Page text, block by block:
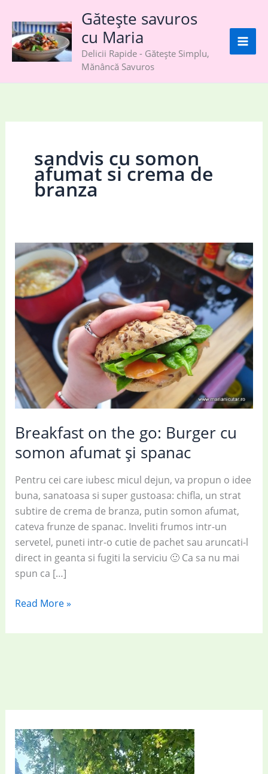
content
Gătește savuros
cu Maria
Delicii Rapide - Gătește Simplu,
Mănâncă Savuros
sandvis cu somon
afumat si crema de
branza
Breakfast on the go: Burger cu
somon afumat și spanac
Pentru cei care iubesc micul dejun, va propun o idee
buna, sanatoasa si super gustoasa: chifla, un strat
subtire de crema de branza, putin somon afumat,
cateva frunze de spanac. Inveliti frumos intr-un
servetel, puneti intr-o cutie de pachet sau aruncati-l
direct in geanta si fugiti la serviciu 🙂 Ca sa nu mai
spun ca […]
Breakfast
the
afumat
și
spanac
Read More »